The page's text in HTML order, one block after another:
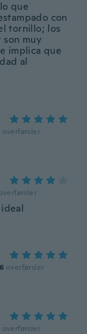
que
con
tornillo; los
son muy
implica que
al
overførsler
overførsler
overførsler
overførsler